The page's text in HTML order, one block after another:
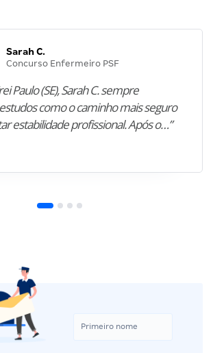
Sarah C.
Concurso Enfermeiro PSF
Paulo (SE), Sarah C. sempre
como o caminho mais seguro
estabilidade profissional. Após o…”